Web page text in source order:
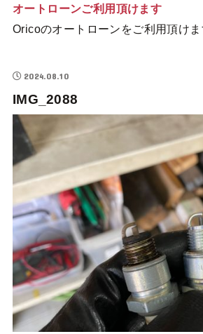
オートローンご利用頂けます
Oricoのオートローンをご利用頂けま
2024.08.10
IMG_2088